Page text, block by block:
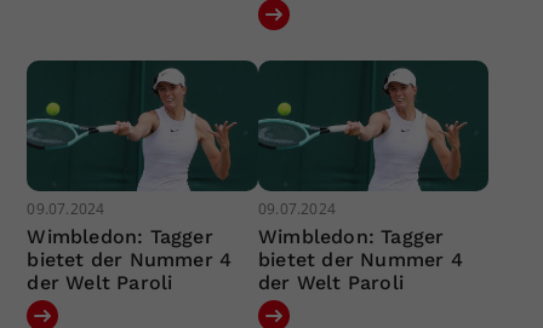
09.07.2024
Wimbledon: Tagger
bietet der Nummer 4
der Welt Paroli
09.07.2024
Wimbledon: Tagger
bietet der Nummer 4
der Welt Paroli